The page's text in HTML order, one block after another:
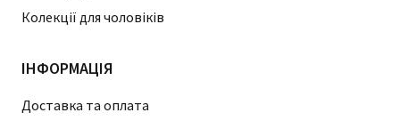
Колекції для чоловіків
ІНФОРМАЦІЯ
Доставка та оплата